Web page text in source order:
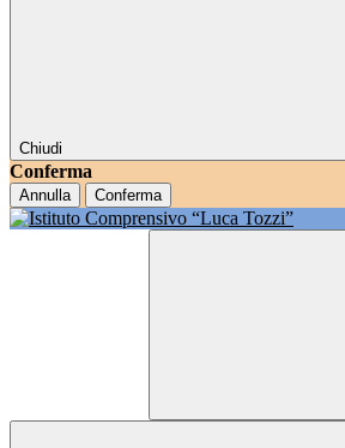
Chiudi
Conferma
Annulla Conferma